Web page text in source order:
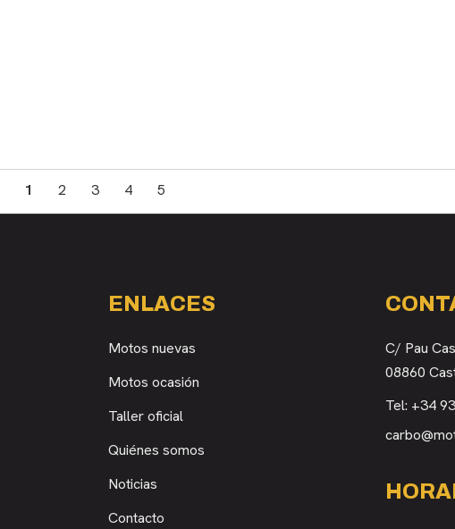
1 2 3 4 5
ENLACES
Motos nuevas
Motos ocasión
Taller oficial
Quiénes somos
Noticias
Contacto
C/ Pau
08860
Tel: +34